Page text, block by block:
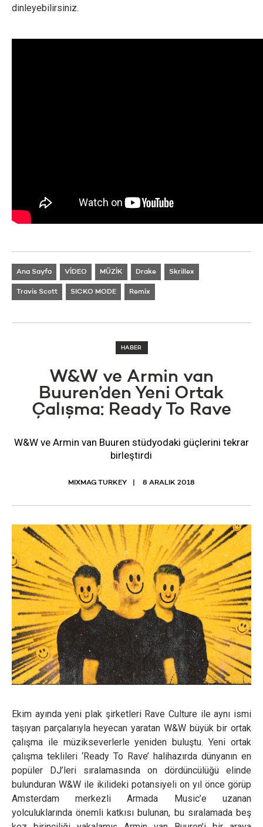
dinleyebilirsiniz.
Ana Sayfa VİDEO MÜZİK Drake Skrillex
Travis Scott SICKO MODE Remix
HABER
W&W ve Armin van
Buuren’den Yeni Ortak
Çalışma: Ready To Rave
W&W ve Armin van Buuren stüdyodaki güçlerini tekrar
birleştirdi
MIXMAG TURKEY 8 ARALIK 2018
Ekim ayında yeni plak şirketleri Rave Culture ile aynı ismi
taşıyan parçalarıyla heyecan yaratan W&W büyük bir ortak
çalışma ile müzikseverlerle yeniden buluştu. Yeni ortak
çalışma teklileri ‘Ready To Rave’ halihazırda dünyanın en
popüler DJ’leri sıralamasında on dördüncülüğü elinde
bulunduran W&W ile ikilideki potansiyeli on yıl önce görüp
Amsterdam merkezli Armada Music’e uzanan
yolculuklarında önemli katkısı bulunan, bu sıralamada beş